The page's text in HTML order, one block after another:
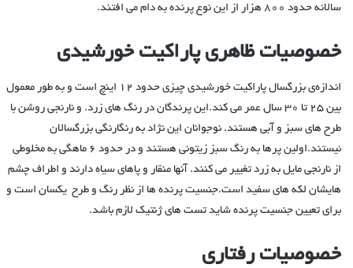
سالانه حدود ۸۰۰ هزار از این نوع پرنده به دام می افتند.
خصوصیات ظاهری پاراکیت خورشیدی
اندازه‌ی بزرگسال پاراکیت خورشیدی چیزی حدود ۱۲ اینچ است و به طور معمول
بین ۲۵ تا ۳۰ سال عمر می کند.این پرندگان در رنگ های زرد. و نارنجی روشن با
طرح های سبز و آبی هستند. نوجوانان این نژاد به رنگارنگی بزرگسالان
نیستند.اولین پرها به رنگ سبز زیتونی هستند و در حدود ۶ ماهگی به مخلوطی
از نارنجی مایل به زرد تغییر می کنند. آنها منقار و پاهای سیاه دارند و اطراف چشم
هایشان لکه های سفید است.جنسیت پرنده ها از نظر رنگ و طرح یکسان است و
برای تعیین جنسیت پرنده شاید تست های ژنتیک لازم باشد.
خصوصیات رفتاری